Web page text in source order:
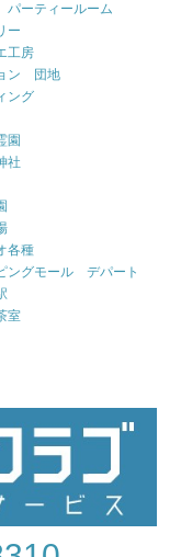
ーティールーム
ー
工房
ン 団地
ング
園
社
各種
ングモール デパート
室